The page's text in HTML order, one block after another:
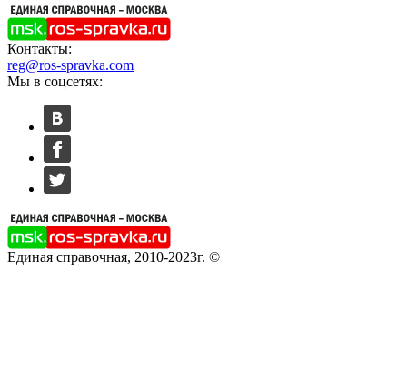
Контакты:
reg@ros-spravka.com
Мы в соцсетях:
Единая справочная, 2010-2023г. ©